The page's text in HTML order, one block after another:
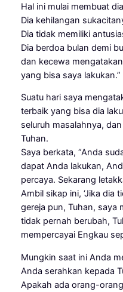
Hal ini mulai membuat
Dia kehilangan
Dia tidak memiliki
Dia berdoa bulan demi
dan kecewa
yang bisa saya lakukan.”
Suatu hari saya
terbaik yang bisa dia
seluruh masalahnya,
Tuhan.
Saya berkata, “Anda
dapat Anda lakukan,
percaya. Sekarang
Ambil sikap ini, ‘Jika dia
gereja pun, Tuhan, saya
tidak pernah berubah,
mempercayai Engkau
Mungkin saat ini Anda
Anda serahkan kepada
Apakah ada orang-